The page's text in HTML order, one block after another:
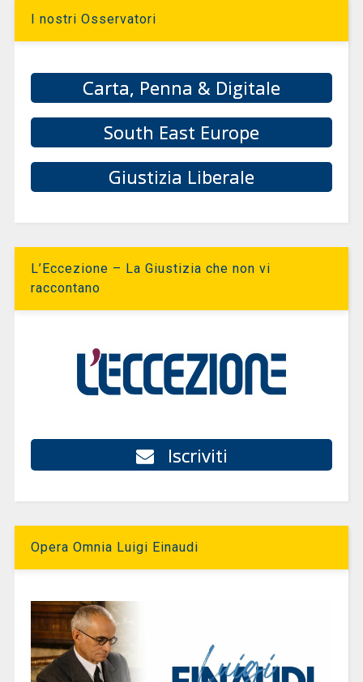
I nostri Osservatori
Carta, Penna & Digitale
South East Europe
Giustizia Liberale
L’Eccezione – La Giustizia che non vi
raccontano
Iscriviti
Opera Omnia Luigi Einaudi